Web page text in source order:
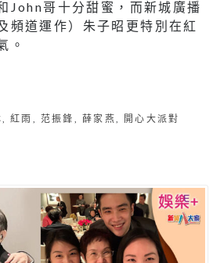
John哥十分甜蜜，而新城廣播
頻道運作）朱子昭更特別在紅
。
,紅雨 , 范振鋒 , 薛家燕, 開心大派對